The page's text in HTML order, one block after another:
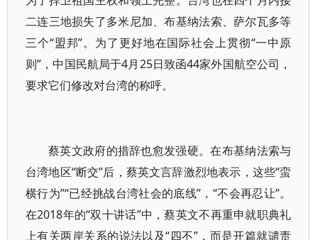
二连三地损失了多米尼加、布基纳法索、萨尔瓦多等
三个“盟邦”。为了更好地在国际社会上贯彻“一中原
则”，中国民航局于4月25日致函44家外国航空公司，
要求它们修改对台湾的称呼。
蔡英文政府的措辞也愈发强硬。在布基纳法索与
台湾地区“断交”后，蔡英文言辞激烈地表示，这些“蛮
横行为”“已经挑战台湾社会的底线”，“不会再忍让”。
在2018年的“双十讲话”中，蔡英文不再重申就职典礼
上有关两岸关系的说法以及“四不”，而是开篇就谴责